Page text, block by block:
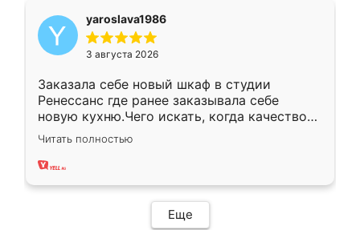
yaroslava1986
3 августа 2026
Заказала себе новый шкаф в студии
Ренессанс где ранее заказывала себе
новую кухню.Чего искать, когда качеством
вполне довольна. Служит кухня уже почти
два года, нареканий нет.
Читать полностью
Еще